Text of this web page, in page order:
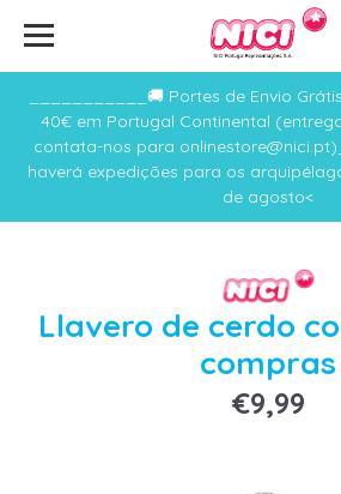
___________🚚 Portes de Envio
40€ em Portugal Continental
contata-nos para
haverá expedições para os
de agosto<
Llavero de cerdo
compras
€9,99